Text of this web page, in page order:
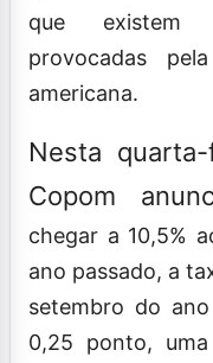
que existem
provocadas
americana.
Nesta
Copom
chegar a 10,5%
ano passado, a
setembro do
0,25 ponto,